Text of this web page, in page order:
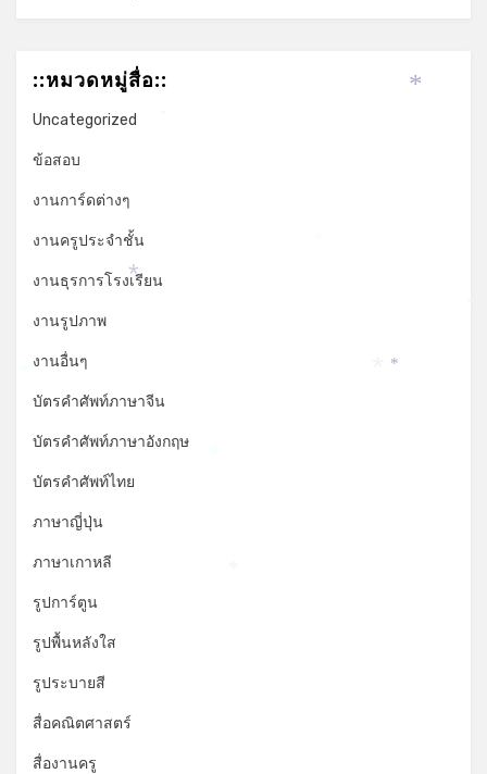
::หมวดหมู่สื่อ::
Uncategorized
ข้อสอบ
งานการ์ดต่างๆ
งานครูประจำชั้น
งานธุรการโรงเรียน
งานรูปภาพ
งานอื่นๆ
บัตรคำศัพท์ภาษาจีน
บัตรคำศัพท์ภาษาอังกฤษ
บัตรคำศัพท์ไทย
ภาษาญี่ปุ่น
ภาษาเกาหลี
รูปการ์ตูน
รูปพื้นหลังใส
รูประบายสี
สื่อคณิตศาสตร์
สื่องานครู
*